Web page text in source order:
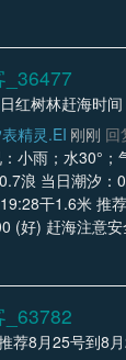
_36477
红树林赶海时间
精灵.EI 刚刚 回
小雨；水30°；
浪 当日潮汐：
干1.6米 推
(好) 赶海注意安
_63782
荐8月25号到8